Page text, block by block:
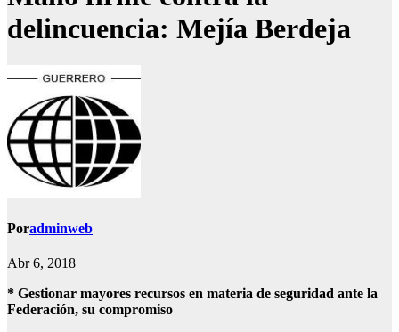
delincuencia: Mejía Berdeja
Poradminweb
Abr 6, 2018
* Gestionar mayores recursos en materia de seguridad ante la
Federación, su compromiso